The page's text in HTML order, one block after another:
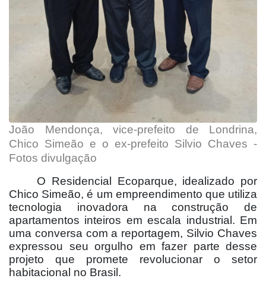
João Mendonça, vice-prefeito de Londrina,
Chico Simeão e o ex-prefeito Silvio Chaves -
Fotos divulgação
O Residencial Ecoparque, idealizado por
Chico Simeão, é um empreendimento que utiliza
tecnologia inovadora na construção de
apartamentos inteiros em escala industrial. Em
uma conversa com a reportagem, Silvio Chaves
expressou seu orgulho em fazer parte desse
projeto que promete revolucionar o setor
habitacional no Brasil.